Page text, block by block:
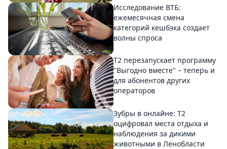
Исследование ВТБ:
ежемесячная смена
категорий кешбэка создает
волны спроса
Т2 перезапускает программу
"Выгодно вместе" – теперь и
для абонентов других
операторов
Зубры в онлайне: Т2
оцифровал места отдыха и
наблюдения за дикими
животными в Ленобласти